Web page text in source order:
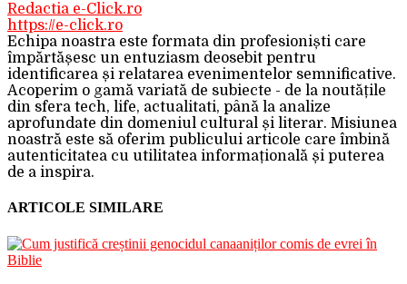
Redactia e-Click.ro
https://e-click.ro
Echipa noastra este formata din profesioniști care
împărtășesc un entuziasm deosebit pentru
identificarea și relatarea evenimentelor semnificative.
Acoperim o gamă variată de subiecte - de la noutățile
din sfera tech, life, actualitati, până la analize
aprofundate din domeniul cultural și literar. Misiunea
noastră este să oferim publicului articole care îmbină
autenticitatea cu utilitatea informațională și puterea
de a inspira.
ARTICOLE SIMILARE